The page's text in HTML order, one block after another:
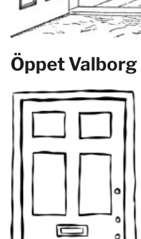
Öppet Valborg